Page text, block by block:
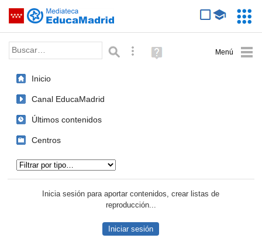
Saltar navegación
Palabra o frase: Búsqueda avanzada
Ayuda
(en
Inicio
Canal EducaMadrid
Últimos contenidos
Centros
Inicia sesión para aportar contenidos, crear listas de
reproducción...
Iniciar sesión